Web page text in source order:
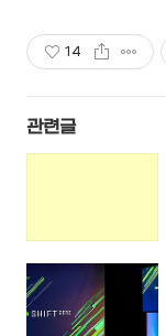
14
관련글